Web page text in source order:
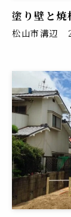
塗り壁と焼
松山市溝辺